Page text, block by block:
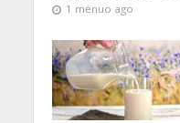
1 mėnuo ago